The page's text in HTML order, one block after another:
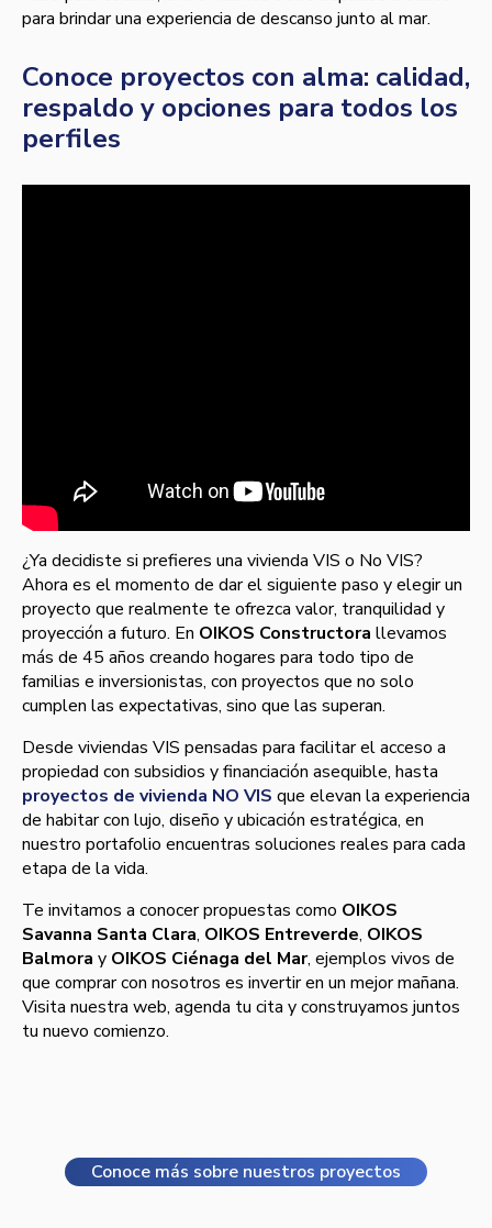
para brindar una experiencia de descanso junto al mar.
Conoce proyectos con alma: calidad,
respaldo y opciones para todos los
perfiles
¿Ya decidiste si prefieres una vivienda VIS o No VIS?
Ahora es el momento de dar el siguiente paso y elegir un
proyecto que realmente te ofrezca valor, tranquilidad y
proyección a futuro. En OIKOS Constructora llevamos
más de 45 años creando hogares para todo tipo de
familias e inversionistas, con proyectos que no solo
cumplen las expectativas, sino que las superan.
Desde viviendas VIS pensadas para facilitar el acceso a
propiedad con subsidios y financiación asequible, hasta
proyectos de vivienda NO VIS que elevan la experiencia
de habitar con lujo, diseño y ubicación estratégica, en
nuestro portafolio encuentras soluciones reales para cada
etapa de la vida.
Te invitamos a conocer propuestas como OIKOS
Savanna Santa Clara, OIKOS Entreverde, OIKOS
Balmora y OIKOS Ciénaga del Mar, ejemplos vivos de
que comprar con nosotros es invertir en un mejor mañana.
Visita nuestra web, agenda tu cita y construyamos juntos
tu nuevo comienzo.
Conoce más sobre nuestros proyectos